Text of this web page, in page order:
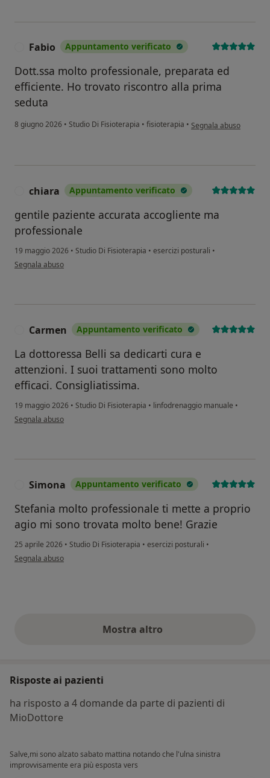
Fabio Appuntamento verificato
Dott.ssa molto professionale, preparata ed
efficiente. Ho trovato riscontro alla prima
seduta
8 giugno 2026 • Studio Di Fisioterapia • fisioterapia • secondo l'opinione
Segnala abuso
chiara Appuntamento verificato
gentile paziente accurata accogliente ma
professionale
19 maggio 2026 • Studio Di Fisioterapia • esercizi posturali •
secondo l'opinione dell'utente chiara
Segnala abuso
Carmen Appuntamento verificato
La dottoressa Belli sa dedicarti cura e
attenzioni. I suoi trattamenti sono molto
efficaci. Consigliatissima.
19 maggio 2026 • Studio Di Fisioterapia • linfodrenaggio manuale •
secondo l'opinione dell'utente Carmen
Segnala abuso
Simona Appuntamento verificato
Stefania molto professionale ti mette a proprio
agio mi sono trovata molto bene! Grazie
25 aprile 2026 • Studio Di Fisioterapia • esercizi posturali •
secondo l'opinione dell'utente Simona
Segnala abuso
Mostra altroopinioni di cui sopra
Risposte ai pazienti
ha risposto a 4 domande da parte di pazienti di
MioDottore
Salve,mi sono alzato sabato mattina notando che l'ulna sinistra
improvvisamente era più esposta vers